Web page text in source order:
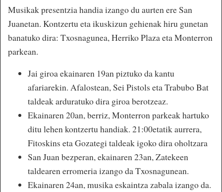
Musikak presentzia handia izango du aurten ere San
Juanetan. Kontzertu eta ikuskizun gehienak hiru gunetan
banatuko dira: Txosnagunea, Herriko Plaza eta Monterron
parkean.
Jai giroa ekainaren 19an piztuko da kantu
afariarekin. Afalostean, Sei Pistols eta Trabubo Bat
taldeak arduratuko dira giroa berotzeaz.
Ekainaren 20an, berriz, Monterron parkeak hartuko
ditu lehen kontzertu handiak. 21:00etatik aurrera,
Fitoskins eta Gozategi taldeak igoko dira oholtzara
San Juan bezperan, ekainaren 23an, Zatekeen
taldearen erromeria izango da Txosnagunean.
Ekainaren 24an, musika eskaintza zabala izango da.